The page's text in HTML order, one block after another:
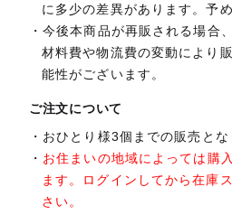
に多少の差異があります。予
今後本商品が再販される場合
材料費や物流費の変動により
能性がございます。
ご注文について
おひとり様3個までの販売とな
お住まいの地域によっては購
ます。ログインしてから在庫
さい。